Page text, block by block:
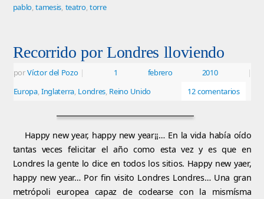
pablo,tamesis, teatro,torre
Recorrido por Londres lloviendo
porVíctor del Pozo | 1 febrero 2010
|
Europa,Inglaterra, Londres, Reino Unido 12 comentarios
Happy new year, happy new year¡¡… En la vida había oído
tantas veces felicitar el año como esta vez y es que en
Londres la gente lo dice en todos los sitios. Happy new yaer,
happy new year… Por fin visito Londres Londres… Una gran
metrópoli europea capaz de codearse con la mismísma